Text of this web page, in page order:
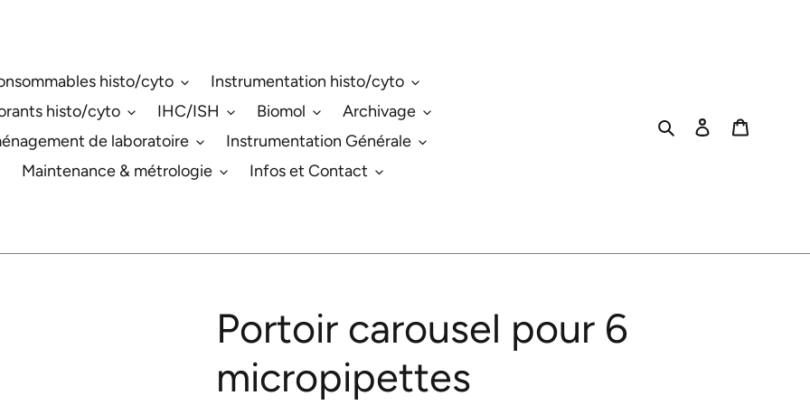
histo/cyto
Instrumentation histo/cyto
histo/cyto
IHC/ISH Biomol
Archivage
de laboratoire
Instrumentation Générale
Maintenance & métrologie
Infos et Contact
RechercherSe connecter
Portoir carousel pour 6
micropipettes